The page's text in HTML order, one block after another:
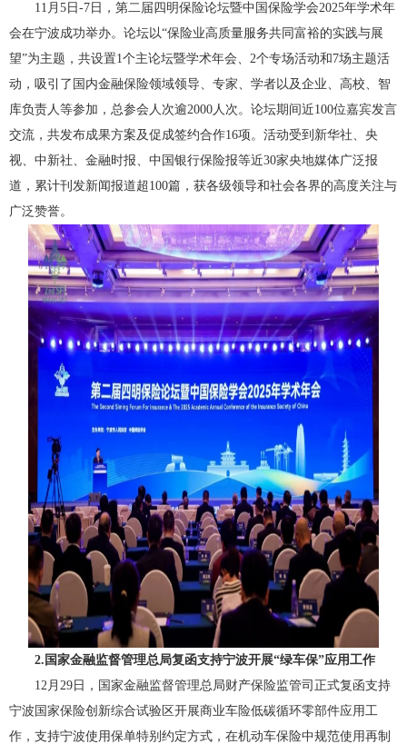
11月5日-7日，第二届四明保险论坛暨中国保险学会2025年学术年
会在宁波成功举办。论坛以“保险业高质量服务共同富裕的实践与展
望”为主题，共设置1个主论坛暨学术年会、2个专场活动和7场主题活
动，吸引了国内金融保险领域领导、专家、学者以及企业、高校、智
库负责人等参加，总参会人次逾2000人次。论坛期间近100位嘉宾发言
交流，共发布成果方案及促成签约合作16项。活动受到新华社、央
视、中新社、金融时报、中国银行保险报等近30家央地媒体广泛报
道，累计刊发新闻报道超100篇，获各级领导和社会各界的高度关注与
广泛赞誉。
2.国家金融监督管理总局复函支持宁波开展“绿车保”应用工作
12月29日，国家金融监督管理总局财产保险监管司正式复函支持
宁波国家保险创新综合试验区开展商业车险低碳循环零部件应用工
作，支持宁波使用保单特别约定方式，在机动车保险中规范使用再制